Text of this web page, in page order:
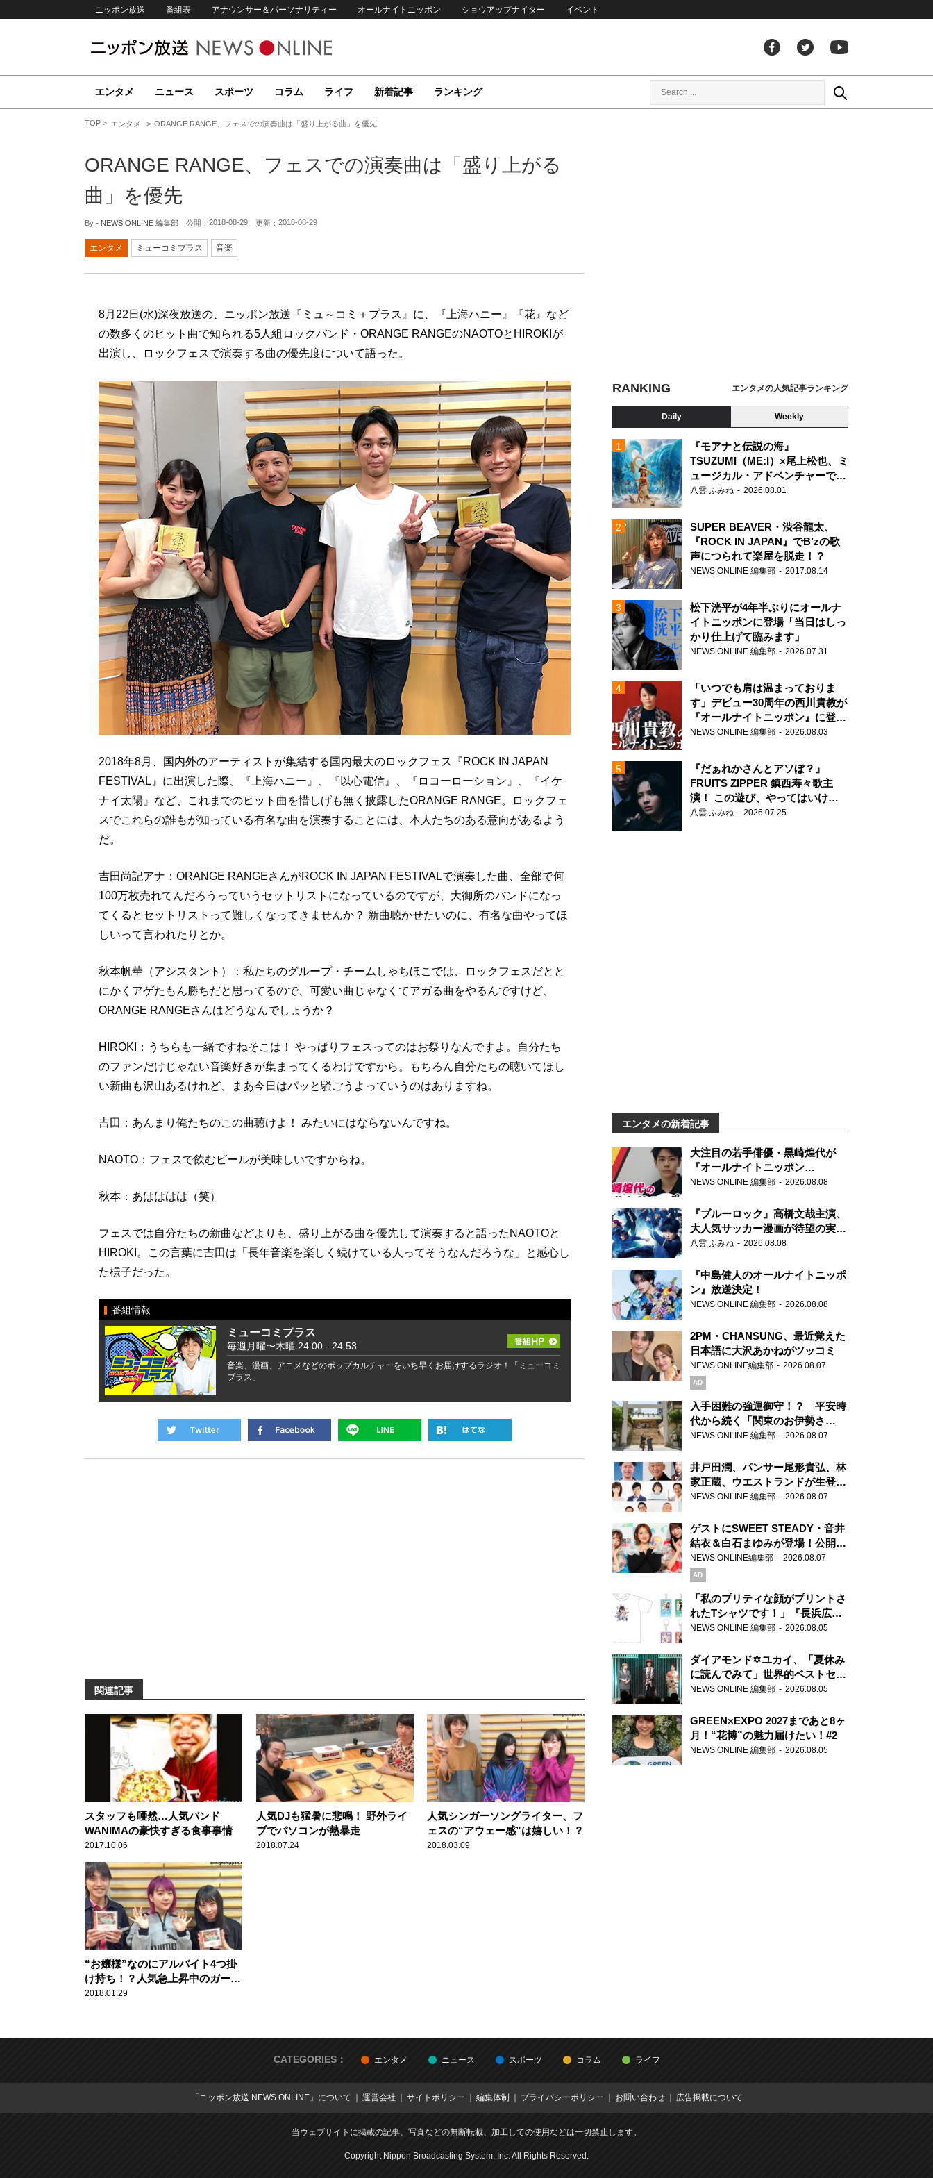
ニッポン放送 番組表 アナウンサー＆パーソナリティー オールナイトニッポン ショウアップナイター イベント
エンタメ ニュース スポーツ コラム ライフ 新着記事 ランキング
TOP エンタメ ORANGE RANGE、フェスでの演奏曲は「盛り上がる曲」を優先
ORANGE RANGE、フェスでの演奏曲は「盛り上がる
曲」を優先
By - NEWS ONLINE 編集部 公開： 2018-08-29 更新： 2018-08-29
エンタメ ミューコミプラス 音楽
8月22日(水)深夜放送の、ニッポン放送『ミュ～コミ＋プラス』に、『上海ハニー』『花』など
の数多くのヒット曲で知られる5人組ロックバンド・ORANGE RANGEのNAOTOとHIROKIが
出演し、ロックフェスで演奏する曲の優先度について語った。
2018年8月、国内外のアーティストが集結する国内最大のロックフェス『ROCK IN JAPAN
FESTIVAL』に出演した際、『上海ハニー』、『以心電信』、『ロコーローション』、『イケ
ナイ太陽』など、これまでのヒット曲を惜しげも無く披露したORANGE RANGE。ロックフェ
スでこれらの誰もが知っている有名な曲を演奏することには、本人たちのある意向があるよう
だ。
吉田尚記アナ：ORANGE RANGEさんがROCK IN JAPAN FESTIVALで演奏した曲、全部で何
100万枚売れてんだろうっていうセットリストになっているのですが、大御所のバンドになっ
てくるとセットリストって難しくなってきませんか？ 新曲聴かせたいのに、有名な曲やってほ
しいって言われたりとか。
秋本帆華（アシスタント）：私たちのグループ・チームしゃちほこでは、ロックフェスだとと
にかくアゲたもん勝ちだと思ってるので、可愛い曲じゃなくてアガる曲をやるんですけど、
ORANGE RANGEさんはどうなんでしょうか？
HIROKI：うちらも一緒ですねそこは！ やっぱりフェスってのはお祭りなんですよ。自分たち
のファンだけじゃない音楽好きが集まってくるわけですから。もちろん自分たちの聴いてほし
い新曲も沢山あるけれど、まあ今日はパッと騒ごうよっていうのはありますね。
吉田：あんまり俺たちのこの曲聴けよ！ みたいにはならないんですね。
NAOTO：フェスで飲むビールが美味しいですからね。
秋本：あはははは（笑）
フェスでは自分たちの新曲などよりも、盛り上がる曲を優先して演奏すると語ったNAOTOと
HIROKI。この言葉に吉田は「長年音楽を楽しく続けている人ってそうなんだろうな」と感心し
た様子だった。
番組情報
ミューコミプラス
毎週月曜〜木曜 24:00 - 24:53
音楽、漫画、アニメなどのポップカルチャーをいち早くお届けするラジオ！「ミューコミ
プラス」
関連記事
スタッフも唖然…人気バンド
WANIMAの豪快すぎる食事事情
2017.10.06
人気DJも猛暑に悲鳴！ 野外ライ
ブでパソコンが熱暴走
2018.07.24
人気シンガーソングライター、フ
ェスの“アウェー感”は嬉しい！？
2018.03.09
“お嬢様”なのにアルバイト4つ掛
け持ち！？人気急上昇中のガール
ズバンド
2018.01.29
RANKING エンタメの人気記事ランキング
Daily Weekly
『モアナと伝説の海』
TSUZUMI（ME:I）×尾上松也、ミ
ュージカル・アドベンチャーで美
声を響かせる
八雲 ふみね 2026.08.01
SUPER BEAVER・渋谷龍太、
『ROCK IN JAPAN』でB’zの歌
声につられて楽屋を脱走！？
NEWS ONLINE 編集部 2017.08.14
松下洸平が4年半ぶりにオールナ
イトニッポンに登場「当日はしっ
かり仕上げて臨みます」
NEWS ONLINE 編集部 2026.07.31
「いつでも肩は温まっておりま
す」デビュー30周年の西川貴教が
『オールナイトニッポン』に登
場！
NEWS ONLINE 編集部 2026.08.03
『だぁれかさんとアソぼ？』
FRUITS ZIPPER 鎮西寿々歌主
演！ この遊び、やってはいけま
せん。
八雲 ふみね 2026.07.25
エンタメの新着記事
大注目の若手俳優・黒崎煌代が
『オールナイトニッポン
0(ZERO)』に初登場「今からとて
NEWS ONLINE 編集部 2026.08.08
『ブルーロック』高橋文哉主演、
大人気サッカー漫画が待望の実写
映画に
八雲 ふみね 2026.08.08
『中島健人のオールナイトニッポ
ン』放送決定！
NEWS ONLINE 編集部 2026.08.08
2PM・CHANSUNG、最近覚えた
日本語に大沢あかねがツッコミ
NEWS ONLINE編集部 2026.08.07
AD
入手困難の強運御守！？ 平安時
代から続く「関東のお伊勢さ
ま」、芝大神宮にてランパンプス
NEWS ONLINE 編集部 2026.08.07
井戸田潤、パンサー尾形貴弘、林
家正蔵、ウエストランドが生登
場！『ラジオビバリー昼ズ』
NEWS ONLINE 編集部 2026.08.07
ゲストにSWEET STEADY・音井
結衣＆白石まゆみが登場！公開収
録で素顔全開！
NEWS ONLINE編集部 2026.08.07
AD
「私のプリティな顔がプリントさ
れたTシャツです！」『長浜広奈
天下無双』初の番組グッズ発売
NEWS ONLINE 編集部 2026.08.05
ダイアモンド✡ユカイ、「夏休み
に読んでみて」世界的ベストセラ
ー『アナスタシア』を紹介
NEWS ONLINE 編集部 2026.08.05
GREEN×EXPO 2027まであと8ヶ
月！“花博”の魅力届けたい！#2
NEWS ONLINE 編集部 2026.08.05
CATEGORIES： エンタメ ニュース スポーツ コラム ライフ
「ニッポン放送 NEWS ONLINE」について 運営会社 サイトポリシー 編集体制 プライバシーポリシー お問い合わせ 広告掲載について
当ウェブサイトに掲載の記事、写真などの無断転載、加工しての使用などは一切禁止します。
Copyright Nippon Broadcasting System, Inc. All Rights Reserved.